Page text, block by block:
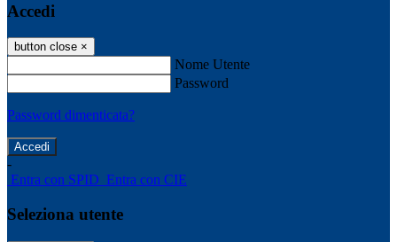
Accedi
button close ×
Nome Utente
Password
Password dimenticata?
-
Entra con SPID Entra con CIE
Seleziona utente